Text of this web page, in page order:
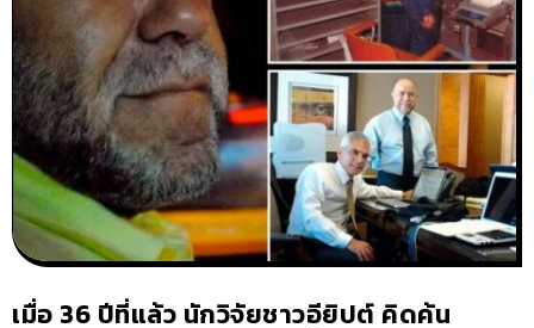
เมื่อ 36 ปีที่แล้ว นักวิจัยชาวอียิปต์ คิดค้น